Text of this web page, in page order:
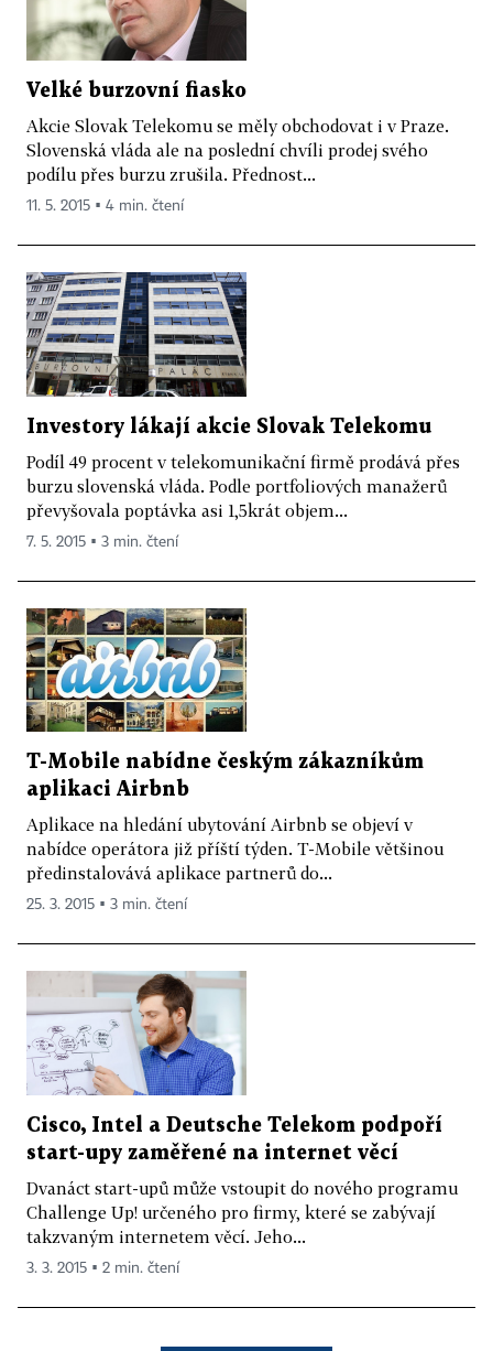
Velké burzovní fiasko
Akcie Slovak Telekomu se měly obchodovat i v Praze.
Slovenská vláda ale na poslední chvíli prodej svého
podílu přes burzu zrušila. Přednost...
11. 5. 2015 ▪ 4 min. čtení
Investory lákají akcie Slovak Telekomu
Podíl 49 procent v telekomunikační firmě prodává přes
burzu slovenská vláda. Podle portfoliových manažerů
převyšovala poptávka asi 1,5krát objem...
7. 5. 2015 ▪ 3 min. čtení
T-Mobile nabídne českým zákazníkům
aplikaci Airbnb
Aplikace na hledání ubytování Airbnb se objeví v
nabídce operátora již příští týden. T-Mobile většinou
předinstalovává aplikace partnerů do...
25. 3. 2015 ▪ 3 min. čtení
Cisco, Intel a Deutsche Telekom podpoří
start-upy zaměřené na internet věcí
Dvanáct start-upů může vstoupit do nového programu
Challenge Up! určeného pro firmy, které se zabývají
takzvaným internetem věcí. Jeho...
3. 3. 2015 ▪ 2 min. čtení